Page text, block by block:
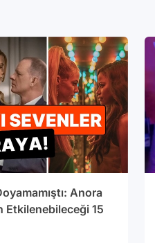
Anora
Etkilenebileceği 15